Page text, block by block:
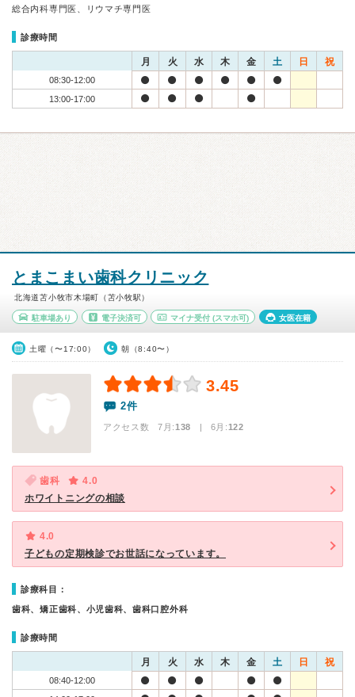
総合内科専門医、リウマチ専門医
診療時間
月 火 水 木 金 土 日 祝
08:30-12:00
13:00-17:00
とまこまい歯科クリニック
北海道苫小牧市木場町（苫小牧駅）
駐車場あり 電子決済可 マイナ受付 (スマホ可) 女医在籍
土曜（〜17:00） 朝（8:40〜）
3.45
2件
アクセス数 7月:138 | 6月:122
歯科
4.0
ホワイトニングの相談
4.0
子どもの定期検診でお世話になっています。
診療科目：
歯科、矯正歯科、小児歯科、歯科口腔外科
診療時間
月 火 水 木 金 土 日 祝
08:40-12:00